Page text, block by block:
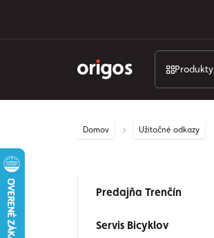
Produkty
Domov Užitočné odkazy
Predajňa Trenčín
Servis Bicyklov